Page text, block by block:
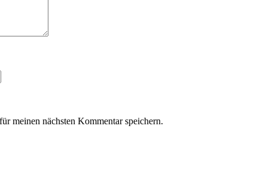
meinen nächsten Kommentar speichern.